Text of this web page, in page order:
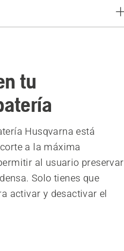
tu
Husqvarna está
a la máxima
al usuario preservar
Solo tienes que
activar y desactivar el